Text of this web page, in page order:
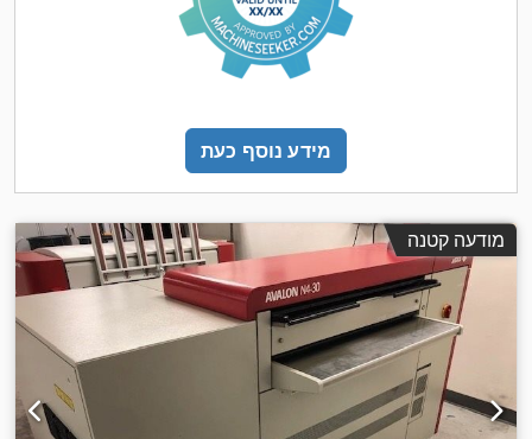
מידע נוסף כעת
מודעה קטנה